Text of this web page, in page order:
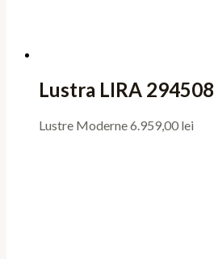
Lustra LIRA 294508
Lustre Moderne6.959,00 lei